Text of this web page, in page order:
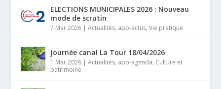
ELECTIONS MUNICIPALES 2026 : Nouveau
mode de scrutin
7 Mar 2026 |Actualités, app-actus,Vie pratique
Journée canal La Tour 18/04/2026
1 Mar 2026 |Actualités, app-agenda, Culture et
patrimoine